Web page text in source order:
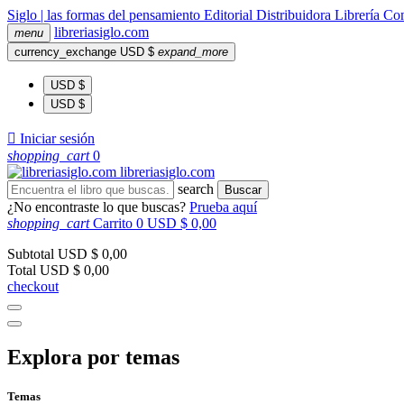
Siglo | las formas del pensamiento Editorial Distribuidora Librería
menu libreriasiglo.com
currency_exchange USD $ expand_more
USD $
USD $
 Iniciar sesión
shopping_cart 0
libreriasiglo.com
search
Buscar
¿No encontraste lo que buscas? Prueba aquí
shopping_cart Carrito 0 USD $ 0,00
Subtotal USD $ 0,00
Total USD $ 0,00
checkout
Explora por temas
Temas